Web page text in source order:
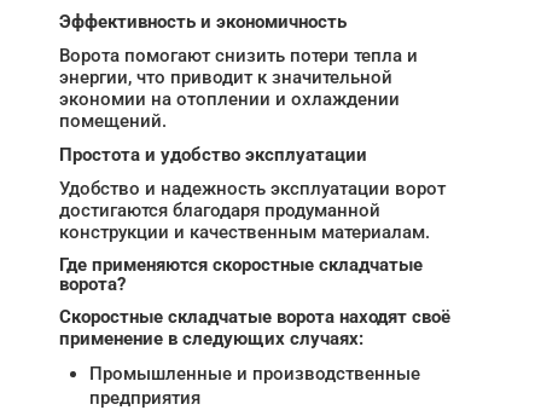
Эффективность и экономичность
Ворота помогают снизить потери тепла и
энергии, что приводит к значительной
экономии на отоплении и охлаждении
помещений.
Простота и удобство эксплуатации
Удобство и надежность эксплуатации ворот
достигаются благодаря продуманной
конструкции и качественным материалам.
Где применяются скоростные складчатые
ворота?
Скоростные складчатые ворота находят своё
применение в следующих случаях:
Промышленные и производственные
предприятия